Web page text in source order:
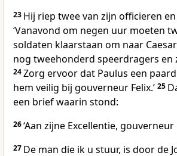
23 Hij riep twee van zijn officieren
‘Vanavond om negen uur moeten
soldaten klaarstaan om naar
nog tweehonderd speerdragers en
24Zorg ervoor dat Paulus een
hem veilig bij gouverneur Felix.’ 25
een brief waarin stond:
26‘Aan zijne Excellentie, gouverneur
27 De man die ik u stuur, is door de